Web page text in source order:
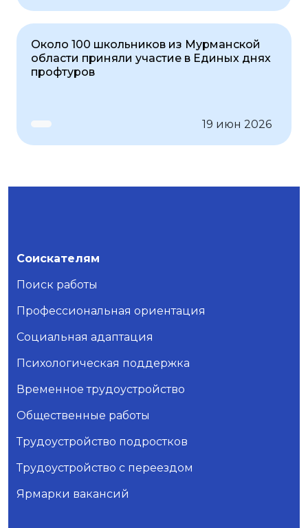
Около 100 школьников из Мурманской
области приняли участие в Единых днях
профтуров
19 июн 2026
Соискателям
Поиск работы
Профессиональная ориентация
Социальная адаптация
Психологическая поддержка
Временное трудоустройство
Общественные работы
Трудоустройство подростков
Трудоустройство с переездом
Ярмарки вакансий